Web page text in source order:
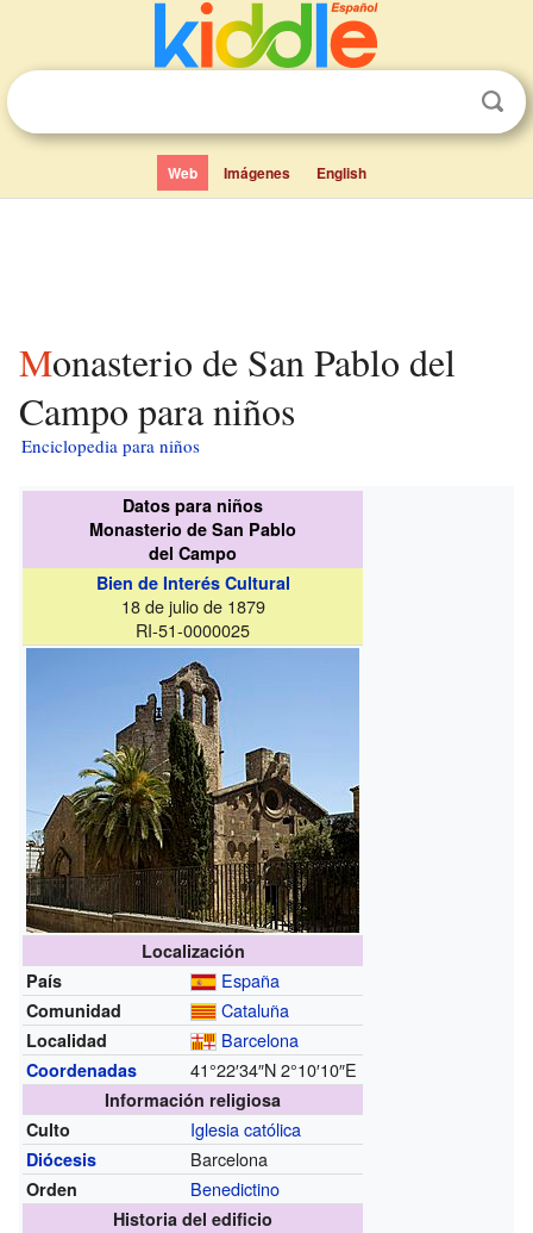
Web Imágenes English
Monasterio de San Pablo del
Campo para niños
Enciclopedia para niños
Datos para niños
Monasterio de San Pablo
del Campo
Bien de Interés Cultural
18 de julio de 1879
RI-51-0000025
Localización
País
España
Comunidad Cataluña
Localidad Barcelona
Coordenadas 41°22′34″N2°10′10″E
Información religiosa
Culto
Iglesia católica
Diócesis Barcelona
Orden Benedictino
Historia del edificio